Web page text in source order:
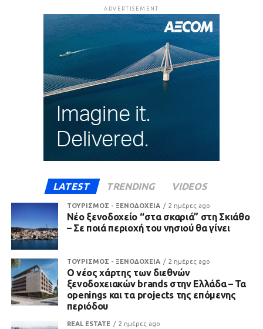
ADVERTISEMENT
LATEST TRENDING VIDEOS
ΤΟΥΡΙΣΜΟΣ - ΞΕΝΟΔΟΧΕΙΑ 2 ημέρες ago
Νέο ξενοδοχείο “στα σκαριά” στη Σκιάθο
– Σε ποιά περιοχή του νησιού θα γίνει
ΤΟΥΡΙΣΜΟΣ - ΞΕΝΟΔΟΧΕΙΑ 2 ημέρες ago
Ο νέος χάρτης των διεθνών
ξενοδοχειακών brands στην Ελλάδα – Τα
openings και τα projects της επόμενης
περιόδου
REAL ESTATE 2 ημέρες ago